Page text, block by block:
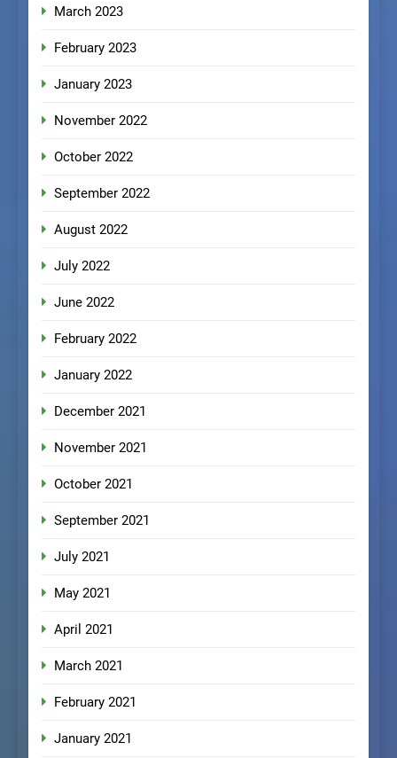
March 2023
February 2023
January 2023
November 2022
October 2022
September 2022
August 2022
July 2022
June 2022
February 2022
January 2022
December 2021
November 2021
October 2021
September 2021
July 2021
May 2021
April 2021
March 2021
February 2021
January 2021